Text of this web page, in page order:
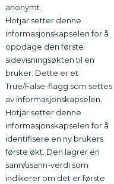
anonymt.
Hotjar setter denne
informasjonskapselen for å
oppdage den første
sidevisningsøkten til en
bruker. Dette er et
True/False-flagg som settes
av informasjonskapselen.
Hotjar setter denne
informasjonskapselen for å
identifisere en ny brukers
første økt. Den lagrer en
sann/usann-verdi som
indikerer om det er første